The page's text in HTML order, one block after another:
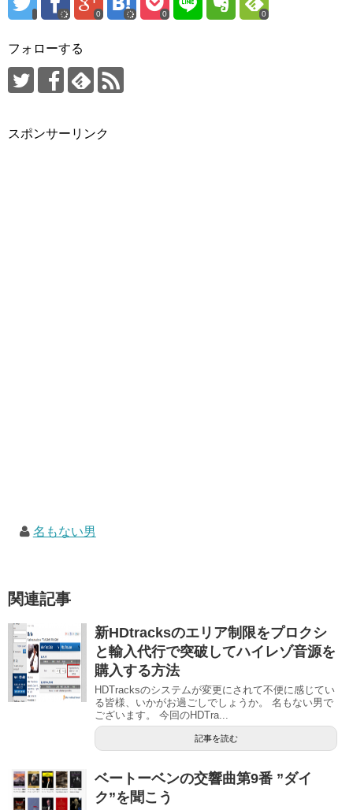
0 0 0
フォローする
スポンサーリンク
名もない男
関連記事
新HDtracksのエリア制限をプロクシ
と輸入代行で突破してハイレゾ音源を
購入する方法
HDTracksのシステムが変更にされて不便に感じてい
る皆様、いかがお過ごしでしょうか。 名もない男で
ございます。 今回のHDTra...
記事を読む
ベートーベンの交響曲第9番 ”ダイ
ク”を聞こう